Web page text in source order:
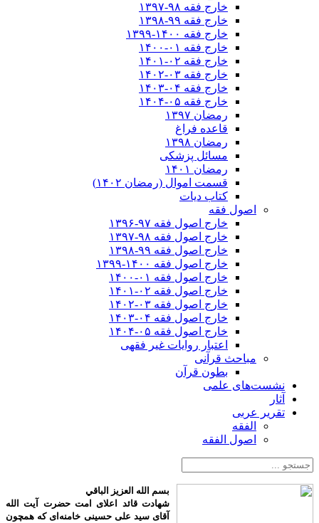
خارج فقه ۹۸-۱۳۹۷
خارج فقه ۹۹-۱۳۹۸
خارج فقه ۱۴۰۰-۱۳۹۹
خارج فقه ۰۱-۱۴۰۰
خارج فقه ۰۲-۱۴۰۱
خارج فقه ۰۳-۱۴۰۲
خارج فقه ۰۴-۱۴۰۳
خارج فقه ۰۵-۱۴۰۴
رمضان ۱۳۹۷
قاعده فراغ
رمضان ۱۳۹۸
مسائل پزشکی
رمضان ۱۴۰۱
قسمت اموال (رمضان ۱۴۰۲)
کتاب دیات
اصول فقه
خارج اصول فقه ۹۷-۱۳۹۶
خارج اصول فقه ۹۸-۱۳۹۷
خارج اصول فقه ۹۹-۱۳۹۸
خارج اصول فقه ۱۴۰۰-۱۳۹۹
خارج اصول فقه ۰۱-۱۴۰۰
خارج اصول فقه ۰۲-۱۴۰۱
خارج اصول فقه ۰۳-۱۴۰۲
خارج اصول فقه ۰۴-۱۴۰۳
خارج اصول فقه ۰۵-۱۴۰۴
اعتبار روایات غیر فقهی
مباحث قرآنی
بطون قرآن
نشست‌های علمی
آثار
تقریر عربی
الفقه
اصول الفقه
بسم الله العزیز الباقي
شهادت قائد اعلای امت حضرت آیت الله
آقای سید علی حسینی خامنه‌ای که همچون